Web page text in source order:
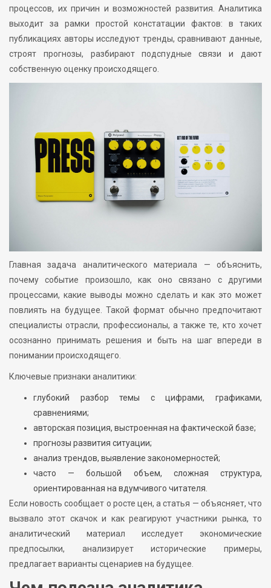
процессов, их причин и возможностей развития. Аналитика
выходит за рамки простой констатации фактов: в таких
публикациях авторы исследуют тренды, сравнивают данные,
строят прогнозы, разбирают подспудные связи и дают
собственную оценку происходящего.
Главная задача аналитического материала — объяснить,
почему событие произошло, как оно связано с другими
процессами, какие выводы можно сделать и как это может
повлиять на будущее. Такой формат обычно предпочитают
специалисты отрасли, профессионалы, а также те, кто хочет
осознанно принимать решения и быть на шаг впереди в
понимании происходящего.
Ключевые признаки аналитики:
глубокий разбор темы с цифрами, графиками,
сравнениями;
авторская позиция, выстроенная на фактической базе;
прогнозы развития ситуации;
анализ трендов, выявление закономерностей;
часто — большой объем, сложная структура,
ориентированная на вдумчивого читателя.
Если новость сообщает о росте цен, а статья — объясняет, что
вызвало этот скачок и как реагируют участники рынка, то
аналитический материал исследует экономические
предпосылки, анализирует исторические примеры,
предлагает варианты сценариев на будущее.